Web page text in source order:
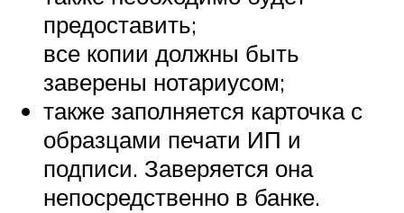
предоставить;
все копии должны быть
заверены нотариусом;
также заполняется карточка с
образцами печати ИП и
подписи. Заверяется она
непосредственно в банке.